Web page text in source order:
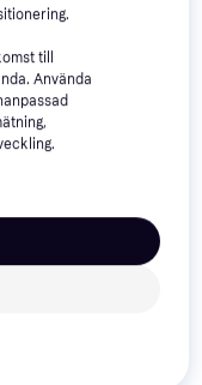
12.4" 128GB
128GB är en
uppsättning
Med sin stora
är den
till
vilket gör den
eller arbeta
visuell
till
Använda